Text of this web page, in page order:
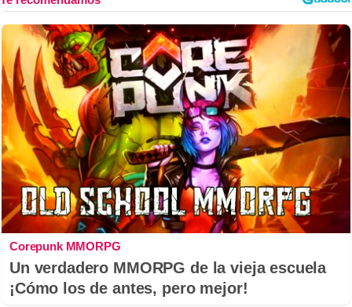
Corepunk MMORPG
Un verdadero MMORPG de la vieja escuela
¡Cómo los de antes, pero mejor!